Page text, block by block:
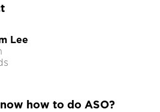
Lee
how to do ASO?